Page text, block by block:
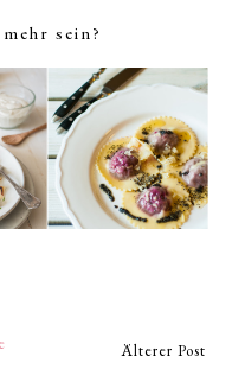
sein?
Älterer Post